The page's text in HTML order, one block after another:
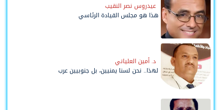
عيدروس نصر النقيب
هذا هو مجلس القيادة الرئاسي
د. أمين العلياني
لهذا.. نحن لسنا يمنيين، بل جنوبيين عرب